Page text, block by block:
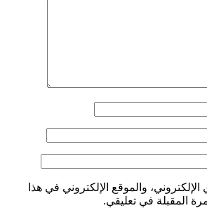
والموقع الإلكتروني في هذا
المقبلة في تعليقي.